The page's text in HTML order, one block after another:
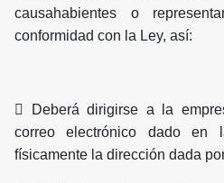
causahabientes o
conformidad con la Ley, así:
 Deberá dirigirse a la
correo electrónico dado en
físicamente la dirección dada